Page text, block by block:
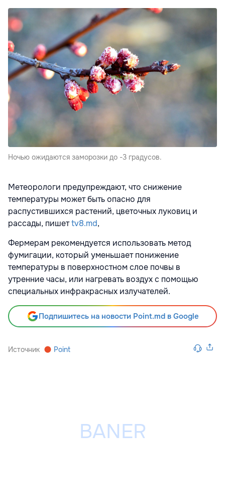
Ночью ожидаются заморозки до -3 градусов.
Метеорологи предупреждают, что снижение
температуры может быть опасно для
распустившихся растений, цветочных луковиц и
рассады, пишетtv8.md,
Фермерам рекомендуется использовать метод
фумигации, который уменьшает понижение
температуры в поверхностном слое почвы в
утренние часы, или нагревать воздух с помощью
специальных инфракрасных излучателей.
Подпишитесь на новости Point.md в Google
Источник Point